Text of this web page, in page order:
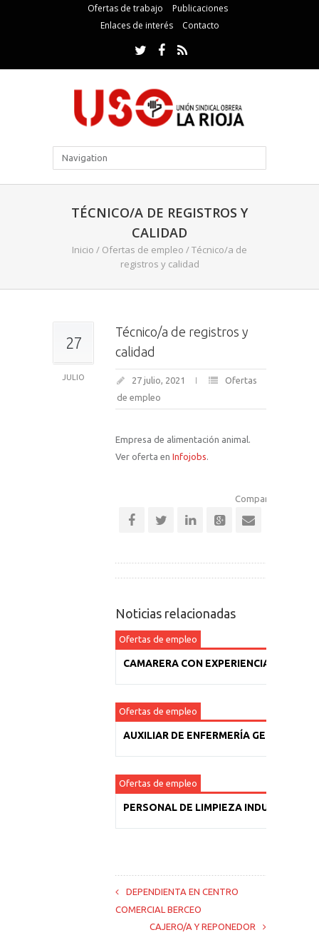
Ofertas de trabajo
Publicaciones
Enlaces de interés
Contacto
TÉCNICO/A DE REGISTROS Y
CALIDAD
Inicio / Ofertas de empleo /Técnico/a de
registros y calidad
27
JULIO
Técnico/a de registros y
calidad
27 julio, 2021
Ofertas
de empleo
Empresa de alimentación animal.
Ver oferta en Infojobs.
Comparte esta
Noticias relacionadas
Ofertas de empleo
CAMARERA CON EXPERIENCIA
Ofertas de empleo
AUXILIAR DE ENFERMERÍA GERIÁTRICA
Ofertas de empleo
PERSONAL DE LIMPIEZA INDUSTRIAL
DEPENDIENTA EN CENTRO
COMERCIAL BERCEO
CAJERO/A Y REPONEDOR